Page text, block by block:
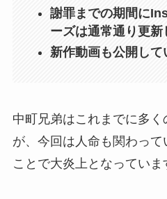
謝罪までの期間に
ーズは通常通り更新
新作動画も公開して
中町兄弟はこれまでに多
が、今回は人命も関わって
ことで大炎上となっていま